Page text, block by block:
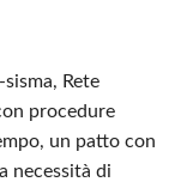
Rete
procedure
un patto con
necessità di